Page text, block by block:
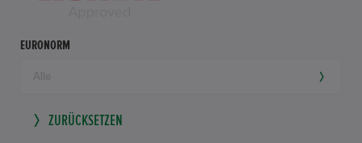
EURONORM
ZURÜCKSETZEN